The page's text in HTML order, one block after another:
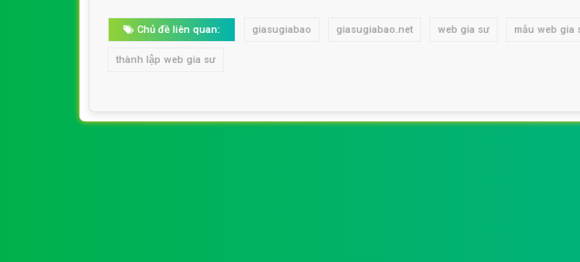
Chủ đề liên quan: giasugiabao giasugiabao.net web gia sư mẫu web gia
thành lập web gia sư